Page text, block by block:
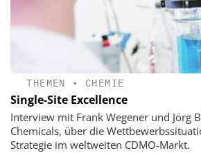
THEMEN • CHEMIE
Single-Site Excellence
Interview mit Frank Wegener und Jörg
Chemicals, über die
Strategie im weltweiten CDMO-Markt.